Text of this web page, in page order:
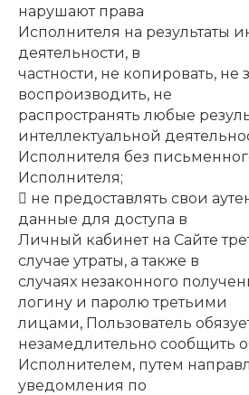
нарушают права
Исполнителя на результаты
деятельности, в
частности, не копировать, не
воспроизводить, не
распространять любые
интеллектуальной
Исполнителя без
Исполнителя;
 не предоставлять свои
данные для доступа в
Личный кабинет на Сайте
случае утраты, а также в
случаях незаконного
логину и паролю третьими
лицами, Пользователь
незамедлительно сообщить
Исполнителем, путем
уведомления по